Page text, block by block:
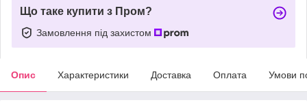
Що таке купити з Пром?
Замовлення під захистом
Опис Характеристики Доставка Оплата Умови